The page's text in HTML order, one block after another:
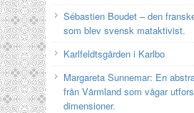
Sébastien Boudet – den
som blev svensk mataktivist.
Karlfeldtsgården i Karlbo
Margareta Sunnemar: En
från Värmland som vågar
dimensioner.